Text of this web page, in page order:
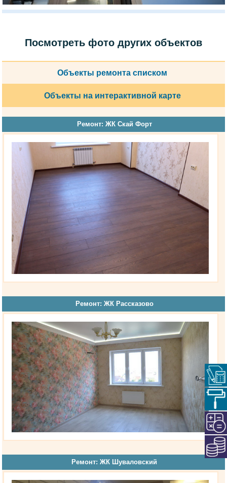
Посмотреть фото других объектов
Объекты ремонта списком
Объекты на интерактивной карте
Ремонт: ЖК Скай Форт
Ремонт: ЖК Рассказово
Ремонт: ЖК Шуваловский